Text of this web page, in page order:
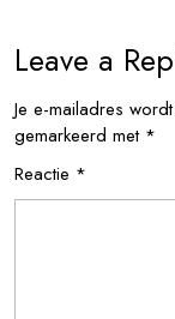
Leave a
Je e-mailadres
gemarkeerd met *
Reactie *